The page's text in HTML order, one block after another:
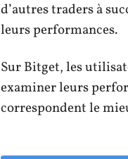
d’autres traders à
leurs performances.
Sur Bitget, les
examiner leurs
correspondent le